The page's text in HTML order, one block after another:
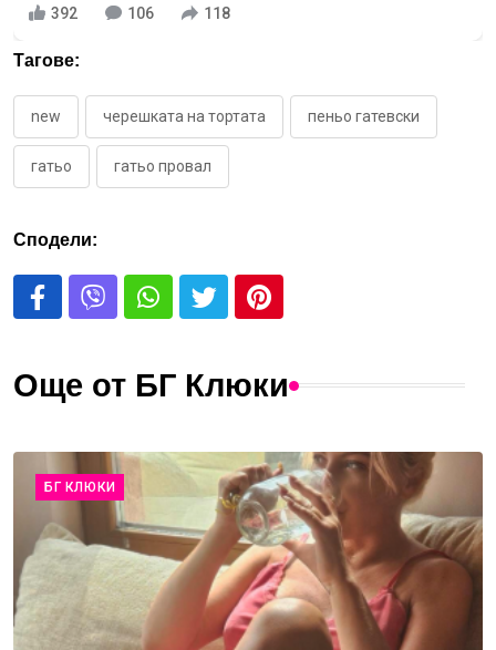
392 106 118
Тагове:
new черешката на тортата пеньо гатевски
гатьо гатьо провал
Сподели:
Още от БГ Клюки
БГ КЛЮКИ